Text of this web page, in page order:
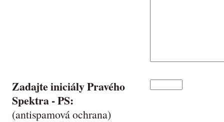
Zadajte iniciály Pravého
Spektra -PS:
(antispamová ochrana)